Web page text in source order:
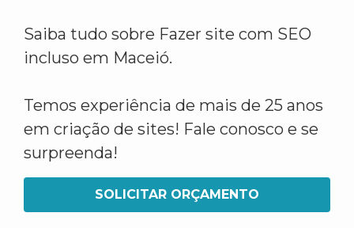
Saiba tudo sobre Fazer site com SEO
incluso em Maceió.
Temos experiência de mais de 25 anos
em criação de sites! Fale conosco e se
surpreenda!
SOLICITAR ORÇAMENTO